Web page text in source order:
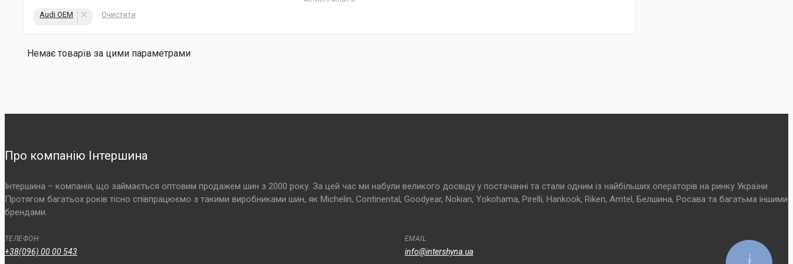
Audi OEM Очистити
Немає товарів за цими параметрами
Про компанію Інтершина
Інтершина – компанія, що займається оптовим продажем шин з 2000 року. За цей час ми набули великого досвіду у постачанні та стали одним із найбільших операторів на ринку України.
Протягом багатьох років тісно співпрацюємо з такими виробниками шин, як Michelin, Continental, Goodyear, Nokian, Yokohama, Pirelli, Hankook, Riken, Amtel, Белшина, Росава та багатьма іншими
брендами.
ТЕЛЕФОН
+38(096) 00 00 543
EMAIL
info@intershyna.ua
КНОПКА